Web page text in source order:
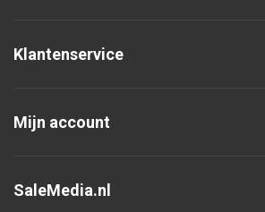
Klantenservice
Mijn account
SaleMedia.nl